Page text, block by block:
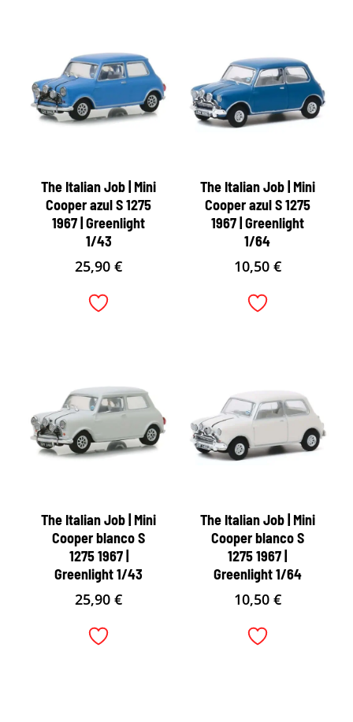
The Italian Job | Mini
Cooper azul S 1275
1967 | Greenlight
1/43
25,90€
The Italian Job | Mini
Cooper azul S 1275
1967 | Greenlight
1/64
10,50 €
The Italian Job | Mini
Cooper blanco S
1275 1967 |
Greenlight 1/43
25,90€
The Italian Job | Mini
Cooper blanco S
1275 1967 |
Greenlight 1/64
10,50 €